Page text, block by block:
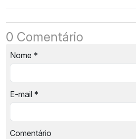
0 Comentário
Nome *
E-mail *
Comentário